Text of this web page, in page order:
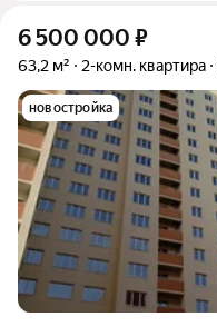
6 500 000 ₽
63,2 м² 2-комн. квартира
новостройка